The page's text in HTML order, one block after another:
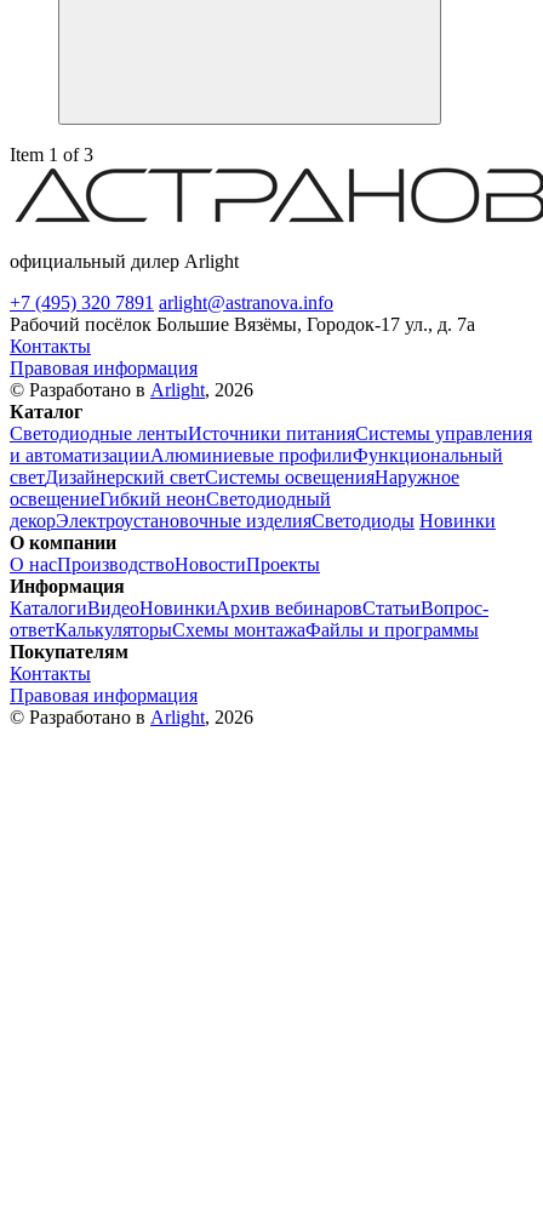
Item 1 of 3
официальный дилер Arlight
+7 (495) 320 7891 arlight@astranova.info
Рабочий посёлок Большие Вязёмы, Городок-17 ул., д. 7а
Контакты
Правовая информация
© Разработано в Arlight, 2026
Каталог
Светодиодные лентыИсточники питанияСистемы управления
и автоматизацииАлюминиевые профилиФункциональный
светДизайнерский светСистемы освещенияНаружное
освещениеГибкий неонСветодиодный
декорЭлектроустановочные изделияСветодиоды Новинки
О компании
О насПроизводствоНовостиПроекты
Информация
КаталогиВидеоНовинкиАрхив вебинаровСтатьиВопрос-
ответКалькуляторыСхемы монтажаФайлы и программы
Покупателям
Контакты
Правовая информация
© Разработано в Arlight, 2026